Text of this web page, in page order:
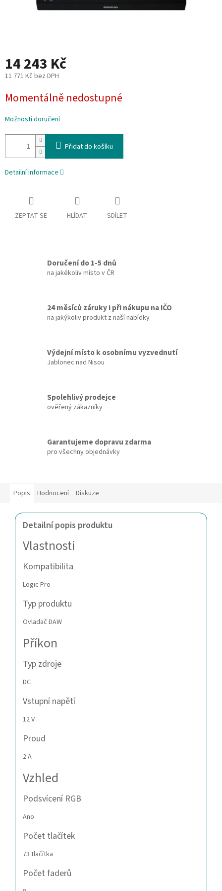
14 243 Kč
11 771 Kč bez DPH
cena:
Momentálně nedostupné
Možnosti doručení
Přidat do košíku
Detailní informace
ZEPTAT SE HLÍDAT SDÍLET
Doručení do 1-5 dnů
na jakékoliv místo v ČR
24 měsíců záruky i při nákupu na IČO
na jakýkoliv produkt z naší nabídky
Výdejní místo k osobnímu vyzvednutí
Jablonec nad Nisou
Spolehlivý prodejce
ověřený zákazníky
Garantujeme dopravu zdarma
pro všechny objednávky
Popis Hodnocení Diskuze
Detailní popis produktu
Vlastnosti
Kompatibilita
Logic Pro
Typ produktu
Ovladač DAW
Příkon
Typ zdroje
DC
Vstupní napětí
12 V
Proud
2 A
Vzhled
Podsvícení RGB
Ano
Počet tlačítek
73 tlačítka
Počet faderů